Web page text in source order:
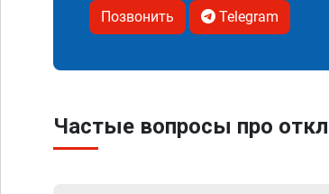
Позвонить Telegram
Частые вопросы про